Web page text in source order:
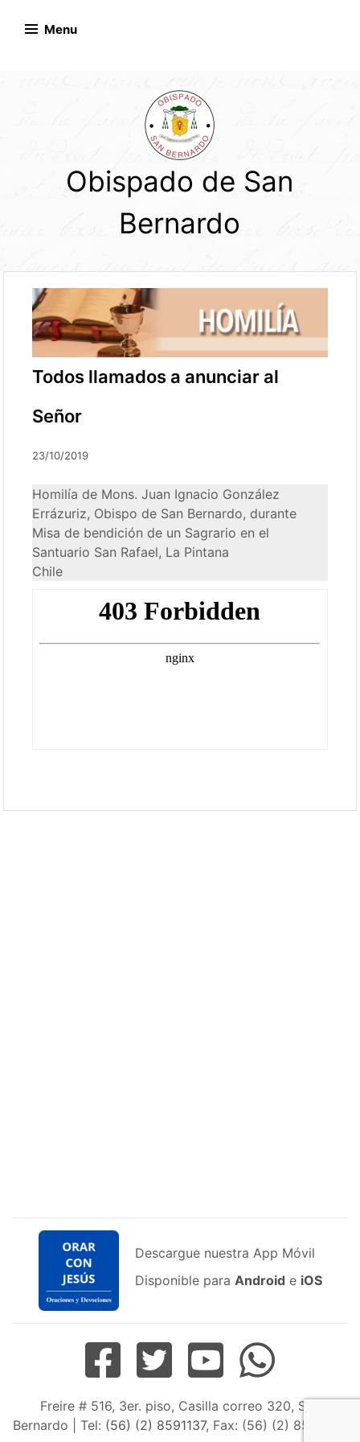
Menu
Obispado de San
Bernardo
Todos llamados a anunciar al
Señor
23/10/2019
Homilía de Mons. Juan Ignacio González
Errázuriz, Obispo de San Bernardo, durante
Misa de bendición de un Sagrario en el
Santuario San Rafael, La Pintana
Chile
Descargue nuestra App Móvil
Disponible para Android e iOS
Freire # 516, 3er. piso, Casilla correo 320, San
Bernardo | Tel: (56) (2) 8591137, Fax: (56) (2) 8598163